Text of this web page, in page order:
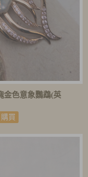
金色意象鸚鵡(英
購買